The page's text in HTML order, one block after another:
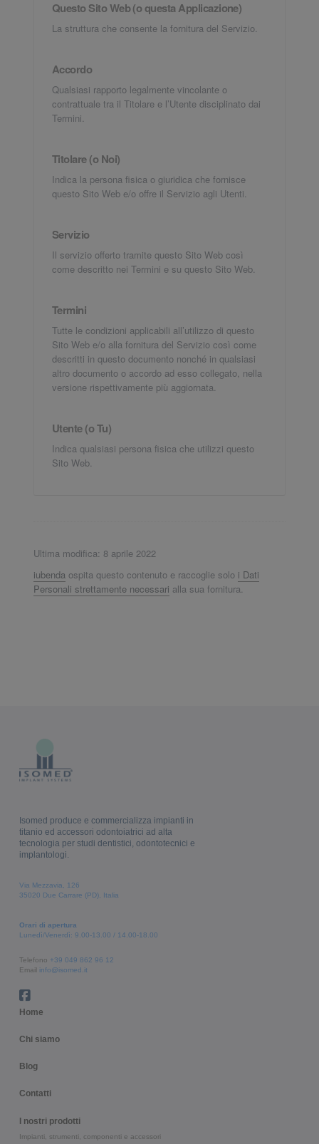
Questo Sito Web (o questa Applicazione)
La struttura che consente la fornitura del Servizio.
Accordo
Qualsiasi rapporto legalmente vincolante o
contrattuale tra il Titolare e l’Utente disciplinato dai
Termini.
Titolare (o Noi)
Indica la persona fisica o giuridica che fornisce
questo Sito Web e/o offre il Servizio agli Utenti.
Servizio
Il servizio offerto tramite questo Sito Web così
come descritto nei Termini e su questo Sito Web.
Termini
Tutte le condizioni applicabili all’utilizzo di questo
Sito Web e/o alla fornitura del Servizio così come
descritti in questo documento nonché in qualsiasi
altro documento o accordo ad esso collegato, nella
versione rispettivamente più aggiornata.
Utente (o Tu)
Indica qualsiasi persona fisica che utilizzi questo
Sito Web.
Ultima modifica: 8 aprile 2022
iubenda ospita questo contenuto e raccoglie solo i Dati
Personali strettamente necessari alla sua fornitura.
Isomed produce e commercializza impianti in
titanio ed accessori odontoiatrici ad alta
tecnologia per studi dentistici, odontotecnici e
implantologi.
Via Mezzavia, 126
35020 Due Carrare (PD), Italia
Orari di apertura
Lunedì/Venerdì: 9.00-13.00 / 14.00-18.00
Telefono +39 049 862 96 12
Email
info@isomed.it
Home
Chi siamo
Blog
Contatti
I nostri prodotti
Impianti, strumenti, componenti e accessori